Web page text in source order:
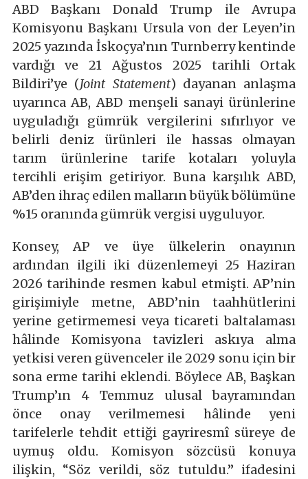
ABD Başkanı Donald Trump ile Avrupa
Komisyonu Başkanı Ursula von der Leyen’in
2025 yazında İskoçya’nın Turnberry kentinde
vardığı ve 21 Ağustos 2025 tarihli Ortak
Bildiri’ye (Joint Statement) dayanan anlaşma
uyarınca AB, ABD menşeli sanayi ürünlerine
uyguladığı gümrük vergilerini sıfırlıyor ve
belirli deniz ürünleri ile hassas olmayan
tarım ürünlerine tarife kotaları yoluyla
tercihli erişim getiriyor. Buna karşılık ABD,
AB’den ihraç edilen malların büyük bölümüne
%15 oranında gümrük vergisi uyguluyor.
Konsey, AP ve üye ülkelerin onayının
ardından ilgili iki düzenlemeyi 25 Haziran
2026 tarihinde resmen kabul etmişti. AP’nin
girişimiyle metne, ABD’nin taahhütlerini
yerine getirmemesi veya ticareti baltalaması
hâlinde Komisyona tavizleri askıya alma
yetkisi veren güvenceler ile 2029 sonu için bir
sona erme tarihi eklendi. Böylece AB, Başkan
Trump’ın 4 Temmuz ulusal bayramından
önce onay verilmemesi hâlinde yeni
tarifelerle tehdit ettiği gayriresmî süreye de
uymuş oldu. Komisyon sözcüsü konuya
ilişkin, “Söz verildi, söz tutuldu.” ifadesini